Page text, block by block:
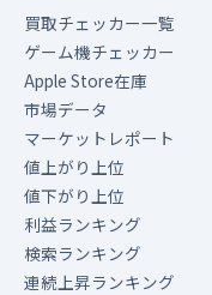
買取チェッカー一覧
ゲーム機チェッカー
Apple Store在庫
市場データ
マーケットレポート
値上がり上位
値下がり上位
利益ランキング
検索ランキング
連続上昇ランキング